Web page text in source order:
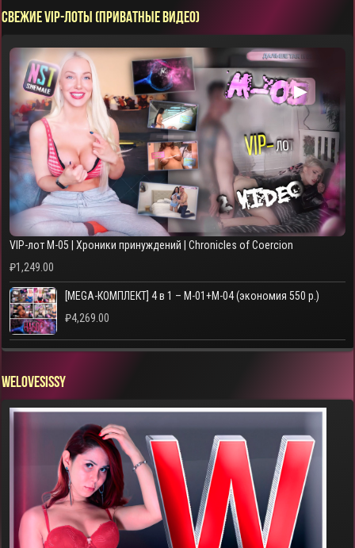
СВЕЖИЕ VIP-ЛОТЫ (ПРИВАТНЫЕ ВИДЕО)
▶
VIP-лот M-05 | Хроники принуждений | Chronicles of Coercion
₽1,249.00
[MEGA-КОМПЛЕКТ] 4 в 1 – M-01+M-04 (экономия 550 р.)
₽4,269.00
WELOVESISSY